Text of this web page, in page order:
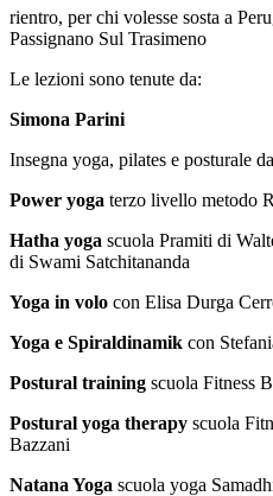
rientro, per chi volesse sosta a
Passignano Sul Trasimeno
Le lezioni sono tenute da:
Simona Parini
Insegna yoga, pilates e posturale
Power yoga terzo livello metodo
Hatha yoga scuola Pramiti di
di Swami Satchitananda
Yoga in volo con Elisa Durga
Yoga e Spiraldinamik con
Postural training scuola Fitness
Postural yoga therapy scuola
Bazzani
Natana Yoga scuola yoga